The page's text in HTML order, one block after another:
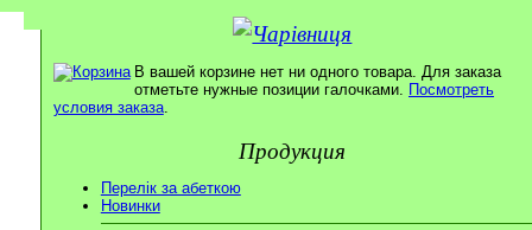
В вашей корзине нет ни одного товара. Для заказа
отметьте нужные позиции галочками. Посмотреть
условия заказа.
Продукция
Перелік за абеткою
Новинки